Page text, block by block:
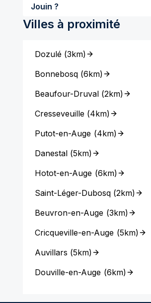
Jouin ?
Villes à proximité
Dozulé(3km)
Bonnebosq(6km)
Beaufour-Druval(2km)
Cresseveuille(4km)
Putot-en-Auge (4km)
Danestal(5km)
Hotot-en-Auge (6km)
Saint-Léger-Dubosq(2km)
Beuvron-en-Auge (3km)
Cricqueville-en-Auge (5km)
Auvillars (5km)
Douville-en-Auge (6km)